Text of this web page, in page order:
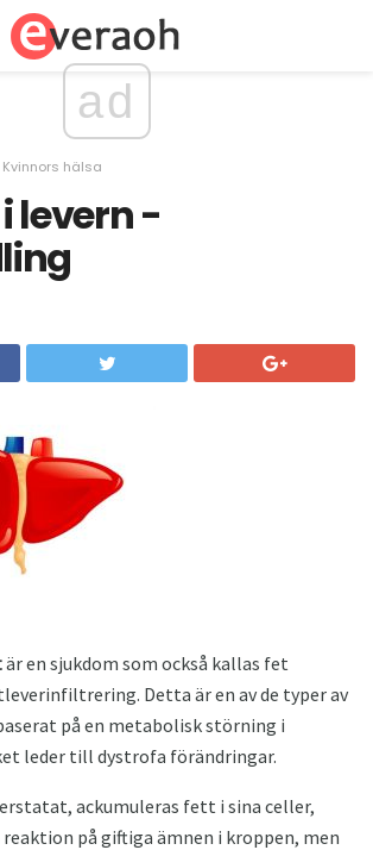
ad
Kvinnors hälsa
levern -
är en sjukdom som också kallas fet
Detta är en av de typer av
på en metabolisk störning i
leder till dystrofa förändringar.
ackumuleras fett i sina celler,
på giftiga ämnen i kroppen, men